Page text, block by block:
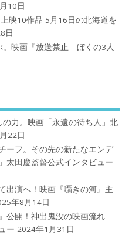
10日
映10作品 5月16日の北海道を
日
。映画『放送禁止 ぼくの3人
力。映画「永遠の待ち人」北
22日
ーフ。その先の新たなエンデ
太田慶監督公式インタビュー
出演へ！映画『囁きの河』主
年8月14日
公開！神出鬼没の映画流れ
ー 2024年1月31日